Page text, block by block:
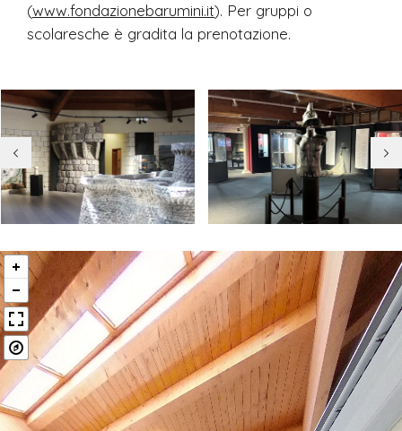
(www.fondazionebarumini.it). Per gruppi o
scolaresche è gradita la prenotazione.